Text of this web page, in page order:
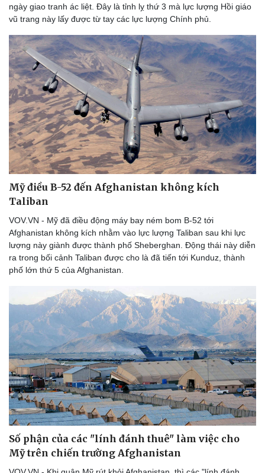
ngày giao tranh ác liệt. Đây là tỉnh lỵ thứ 3 mà lực lượng Hồi giáo
vũ trang này lấy được từ tay các lực lượng Chính phủ.
Mỹ điều B-52 đến Afghanistan không kích
Taliban
VOV.VN - Mỹ đã điều động máy bay ném bom B-52 tới
Afghanistan không kích nhằm vào lực lượng Taliban sau khi lực
lượng này giành được thành phố Sheberghan. Động thái này diễn
ra trong bối cảnh Taliban được cho là đã tiến tới Kunduz, thành
phố lớn thứ 5 của Afghanistan.
Số phận của các "lính đánh thuê" làm việc cho
Mỹ trên chiến trường Afghanistan